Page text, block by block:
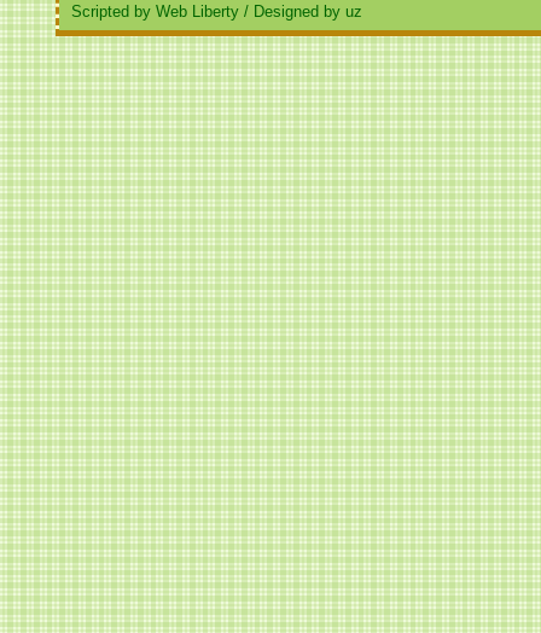
Scripted by Web Liberty / Designed by uz